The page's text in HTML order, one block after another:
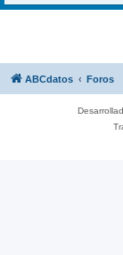
ABCdatos Foros